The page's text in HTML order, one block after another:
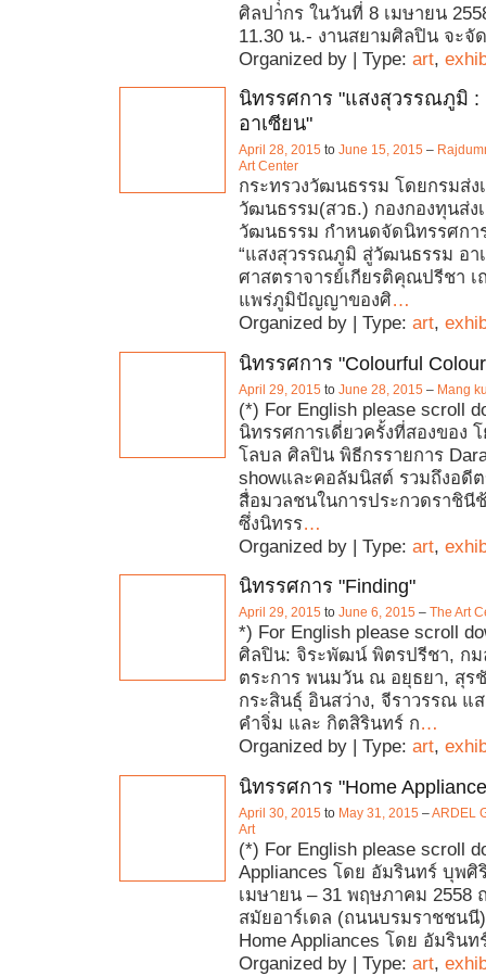
ศิลปากร ในวันที่ 8 เมษายน
11.30 น.- งานสยามศิลปิน จะจั
Organized by | Type: art,
นิทรรศการ "แสงสุวรรณภูมิ
อาเซียน"
April 28, 2015 to June 15, 2015 –
Art Center
กระทรวงวัฒนธรรม โดยกรมส่ง
วัฒนธรรม(สวธ.) กองกองทุนส่ง
วัฒนธรรม กำหนดจัดนิทรรศกา
“แสงสุวรรณภูมิ สู่วัฒนธรรม อา
ศาสตราจารย์เกียรติคุณปรีชา เ
แพร่ภูมิปัญญาของศิ…
Organized by | Type: art,
นิทรรศการ "Colourful
April 29, 2015 to June 28, 2015 – Mang
(*) For English please scroll
นิทรรศการเดี่ยวครั้งที่สองของ
โลบล ศิลปิน พิธีกรรายการ
showและคอลัมนิสต์ รวมถึงอดี
สื่อมวลชนในการประกวดราชินี
ซึ่งนิทรร…
Organized by | Type: art,
นิทรรศการ "Finding"
April 29, 2015 to June 6, 2015 – The Art
*) For English please scroll
ศิลปิน: จิระพัฒน์ พิตรปรีชา, กม
ตระการ พนมวัน ณ อยุธยา, สุร
กระสินธุ์ อินสว่าง, จีราวรรณ แ
คำจิ่ม และ กิตสิรินทร์ ก…
Organized by | Type: art,
นิทรรศการ "Home
April 30, 2015 to May 31, 2015 –ARDEL
Art
(*) For English please scroll
Appliances โดย อัมรินทร์ บุพศิ
เมษายน – 31 พฤษภาคม 2558
สมัยอาร์เดล (ถนนบรมราชชนนี
Home Appliances โดย อัมรินท
Organized by | Type: art,